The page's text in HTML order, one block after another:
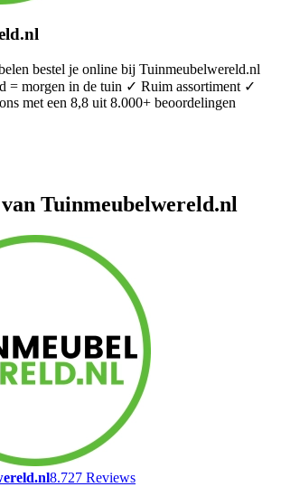
bestel je online bij Tuinmeubelwereld.nl
= morgen in de tuin ✓ Ruim assortiment ✓
met een 8,8 uit 8.000+ beoordelingen
Tuinmeubelwereld.nl
8.727 Reviews